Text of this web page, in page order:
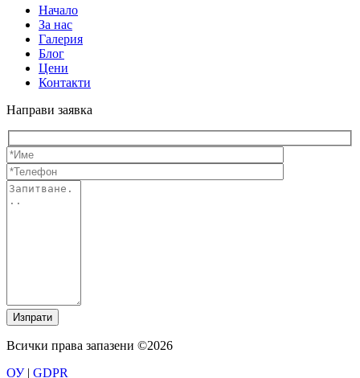
Начало
За нас
Галерия
Блог
Цени
Контакти
Направи заявка
Име
(задължително)
Всички права запазени ©2026
ОУ| GDPR